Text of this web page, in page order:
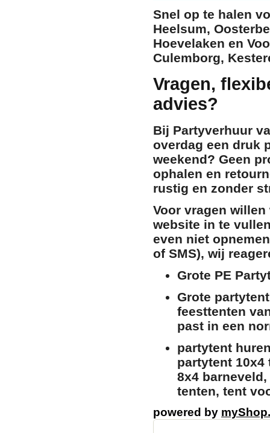
Snel op te halen
Heelsum,
Hoevelaken en
Culemborg,
Vragen,
advies?
Bij Partyverhuur
overdag een druk
weekend? Geen
ophalen en
rustig en zonder
Voor vragen
website in te
even niet
of SMS), wij
Grote PE
Grote
feesttenten
past in een
partytent
partytent 10x4
8x4
tenten, tent
powered by